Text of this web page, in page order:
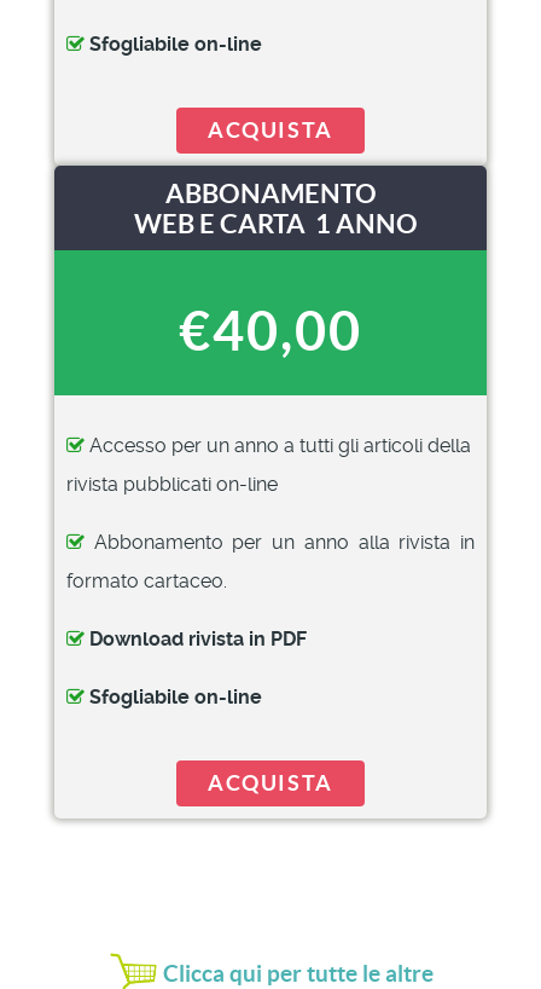
Sfogliabile on-line
ACQUISTA
ABBONAMENTO
WEB E CARTA 1 ANNO
€40,00
Accesso per un anno a tutti gli articoli della
rivista pubblicati on-line
Abbonamento per un anno alla rivista in
formato cartaceo.
Download rivista in PDF
Sfogliabile on-line
ACQUISTA
Clicca qui per tutte le altre